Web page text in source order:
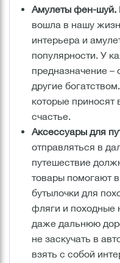
Амулеты фен-шуй.
вошла в нашу
интерьера и
популярности. У
предназначение –
другие
которые приносят
счастье.
Аксессуары для
отправляться в
путешествие
товары помогают
бутылочки для
фляги и походные
даже дальнюю
не заскучать в
взять с собой